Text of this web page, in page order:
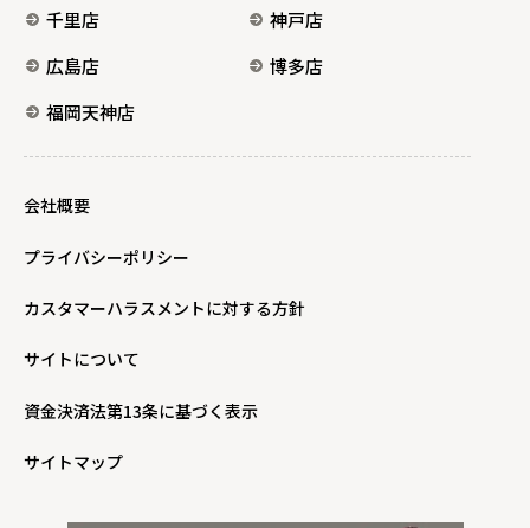
千里店
神戸店
広島店
博多店
福岡天神店
会社概要
プライバシーポリシー
カスタマーハラスメントに対する方針
サイトについて
資金決済法第13条に基づく表示
サイトマップ